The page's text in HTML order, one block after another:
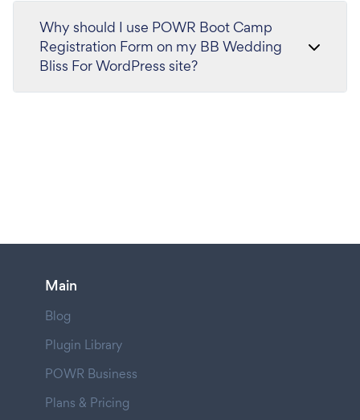
Why should I use POWR Boot Camp
Registration Form on my BB Wedding
Bliss For WordPress site?
Main
Blog
Plugin Library
POWR Business
Plans & Pricing